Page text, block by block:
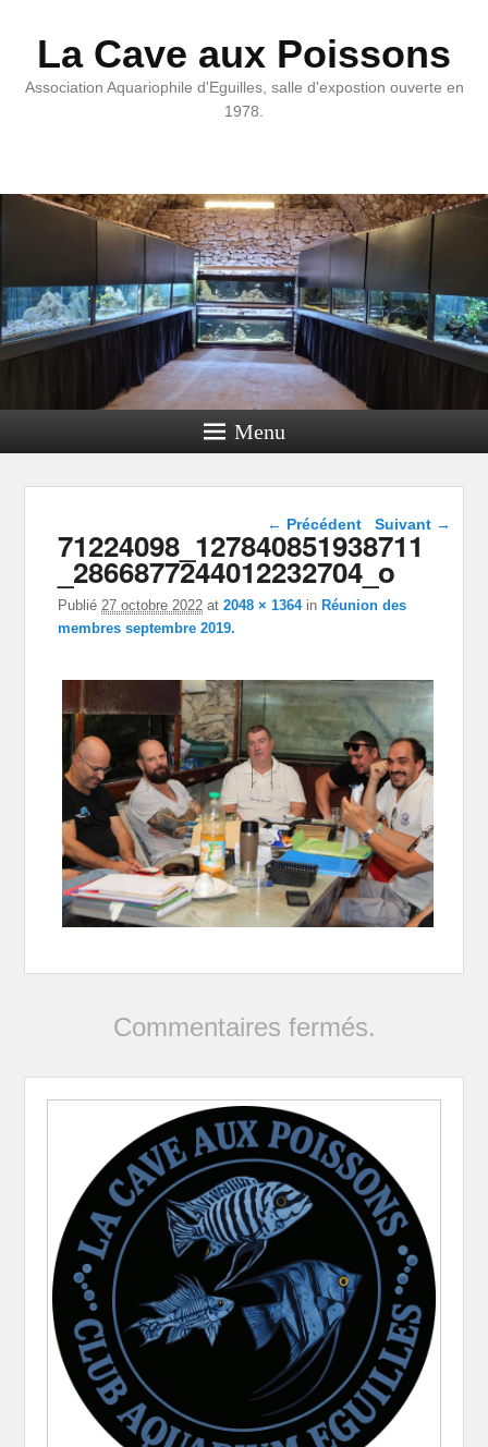
La Cave aux Poissons
Association Aquariophile d'Eguilles, salle d'expostion ouverte en
1978.
Menu
Navigation dans les
images
← Précédent Suivant →
71224098_127840851938711
_2866877244012232704_o
Publié 27 octobre 2022 at2048 × 1364inRéunion des
membres septembre 2019.
Commentaires fermés.